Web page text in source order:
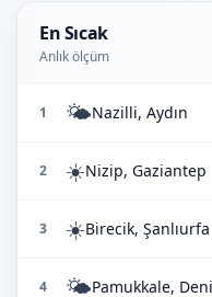
En Sıcak
Anlık ölçüm
1 🌤️Nazilli, Aydın
2 ☀️Nizip, Gaziantep
3 ☀️Birecik, Şanlıurfa
4 🌤️Pamukkale,